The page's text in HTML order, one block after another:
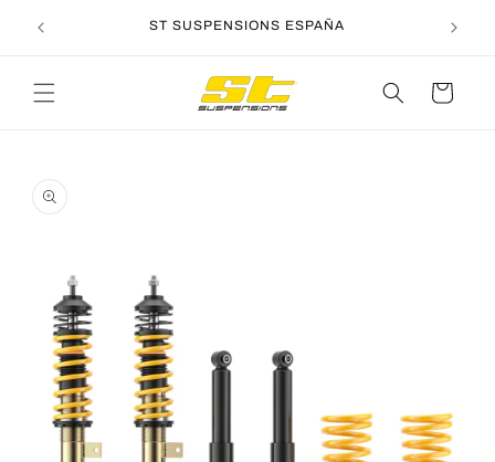
directamente
ST SUSPENSIONS ESPAÑA
Carrito
a la
información